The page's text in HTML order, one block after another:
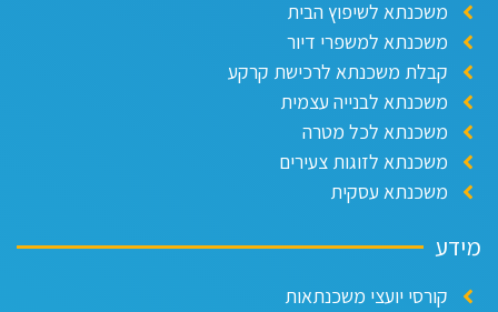
משכנתא לשיפוץ הבית
משכנתא למשפרי דיור
קבלת משכנתא לרכישת קרקע
משכנתא לבנייה עצמית
משכנתא לכל מטרה
משכנתא לזוגות צעירים
משכנתא עסקית
קורסי יועצי משכנתאות